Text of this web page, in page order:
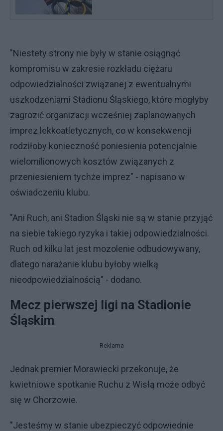
"Niestety strony nie były w stanie osiągnąć
kompromisu w zakresie rozkładu ciężaru
odpowiedzialności związanej z ewentualnymi
uszkodzeniami Stadionu Śląskiego, które mogłyby
zagrozić organizacji wcześniej zaplanowanych
imprez lekkoatletycznych, co w konsekwencji
rodziłoby konieczność poniesienia potencjalnie
wielomilionowych kosztów związanych z
przeniesieniem tychże imprez" - napisano w
oświadczeniu klubu.
"Ani Ruch, ani Stadion Śląski nie są w stanie przyjąć
na siebie takiego ryzyka i takiej odpowiedzialności.
Ruch od kilku lat jest mozolenie odbudowywany,
dlatego narażanie klubu byłoby wielką
nieodpowiedzialnością" - dodano.
Mecz pierwszej ligi na Stadionie
Śląskim
Reklama
Jednak premier Morawiecki przekonuje, że
kwietniowe spotkanie Ruchu z Wisłą może odbyć
się w Chorzowie.
"Jesteśmy w stanie ubezpieczyć odpowiednie